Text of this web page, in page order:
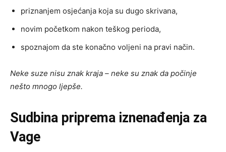
priznanjem osjećanja koja su dugo skrivana,
novim početkom nakon teškog perioda,
spoznajom da ste konačno voljeni na pravi način.
Neke suze nisu znak kraja – neke su znak da počinje
nešto mnogo ljepše.
Sudbina priprema iznenađenja za
Vage